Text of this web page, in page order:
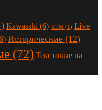
Kawasaki (6) KTM (1) Live
Исторические (12)
(72) Текстовые на